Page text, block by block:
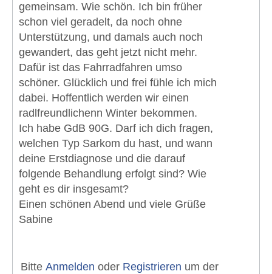
gemeinsam. Wie schön. Ich bin früher
schon viel geradelt, da noch ohne
Unterstützung, und damals auch noch
gewandert, das geht jetzt nicht mehr.
Dafür ist das Fahrradfahren umso
schöner. Glücklich und frei fühle ich mich
dabei. Hoffentlich werden wir einen
radlfreundlichenn Winter bekommen.
Ich habe GdB 90G. Darf ich dich fragen,
welchen Typ Sarkom du hast, und wann
deine Erstdiagnose und die darauf
folgende Behandlung erfolgt sind? Wie
geht es dir insgesamt?
Einen schönen Abend und viele Grüße
Sabine
Bitte Anmelden oder Registrieren um der